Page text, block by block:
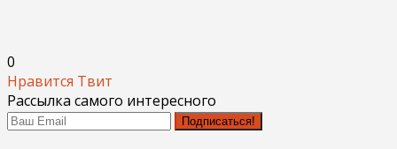
0
Нравится Твит
Рассылка самого интересного
Подписаться!